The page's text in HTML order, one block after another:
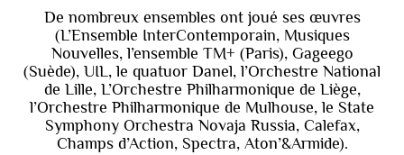
De nombreux ensembles ont joué ses œuvres
(L’Ensemble InterContemporain, Musiques
Nouvelles, l’ensemble TM+ (Paris), Gageego
(Suède), UIL, le quatuor Danel, l’Orchestre National
de Lille, L’Orchestre Philharmonique de Liège,
l’Orchestre Philharmonique de Mulhouse, le State
Symphony Orchestra Novaja Russia, Calefax,
Champs d’Action, Spectra, Aton’&Armide).